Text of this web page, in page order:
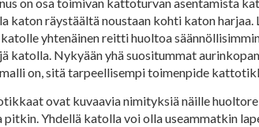
katon räystäältä noustaan kohti katon
yhtenäinen reitti huoltoa
katolla. Nykyään yhä suositummat
on, sitä tarpeellisempi toimenpide
ovat kuvaavia nimityksiä näille
Yhdellä katolla voi olla useammatkin